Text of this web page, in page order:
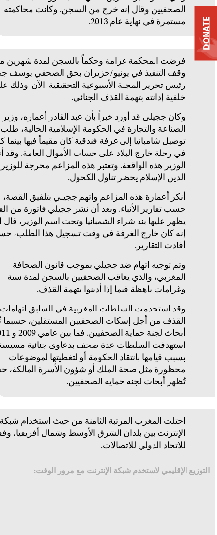
الصحفيين وقال إنه خرج من السجن. وكانت محاكمته
مستمرة في نهاية عام 2013.
فرضت المحكمة غرامة وحكماً بالسجن لمدة شهرين
وقف التنفيذ في يونيو/حزيران بحق الصحفي يوسف
رئيس تحرير المجلة الأسبوعية التحقيقية 'الآن' وذلك
خلفية إدانته بتهمة القذف الجنائي.
وكان ججيلي قد أورد خبراً بأن عبد القادر أعماره، وزير
الصناعة والتجارة في الحكومة الإسلامية الحالية، طلب
توصيل شامبانيا إلى غرفة فندقية كان مقيماً فيها بينما
في رحلة خارج البلاد على حساب الأموال العامة. وقد
الوزير هذه الواقعة. وتعتبر هذه المزاعم محرجة
الدين الإسلام يحظر تناول الكحول.
أنكر أعمارة هذه المزاعم واتهم ججيلي بتلفيق القصة،
حسب تقارير الأنباء. وبعد أن نشر ججيلي فاتورة من
يظهر عليها بند شراء الشمبانيا وتحت اسم الوزير، قال
إنه كان خارج الغرفة في وقت تسجيل هذا الطلب،
أفادت التقارير.
وتم توجيه اتهام ضد ججيلي بموجب قانون الصحافة
المغربي، والذي يعاقب الصحفيين بالسجن لمدة سنة
وغرامات باهظة فيما إذا أدينوا بتهمة القذف.
وقد استخدمت السلطات المغربية في السابق اتهامات
القذف من أجل إسكات الصحفيين المستقلين، حسبما
أبحاث لجنة حماية
استهدفت السلطات عدة صحف بدعاوى جنائية
بسبب قيامها بانتقاد الحكومة أو لتغطيتها لموضوعات
محظورة مثل صحة الملك أو شؤون الأسرة المالكة،
تُظهر أبحاث لجنة حماية الصحفيين.
احتلت المغرب المرتبة الثامنة من حيث استخدام شبكة
الإنترنت بين بلدان الشرق الأوسط وشمال أفريقيا،
للاتحاد الدولي للاتصالات.
التوزيع الإقليمي لاستخدم شبكة الإنترنت مع مرور الوقت:
DONATE